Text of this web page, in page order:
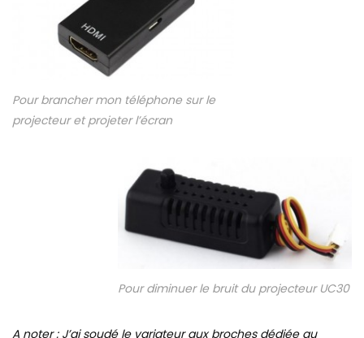
Pour brancher mon téléphone sur le
projecteur et projeter l’écran
Pour diminuer le bruit du projecteur UC30
A noter : J’ai soudé le variateur aux broches dédiée au